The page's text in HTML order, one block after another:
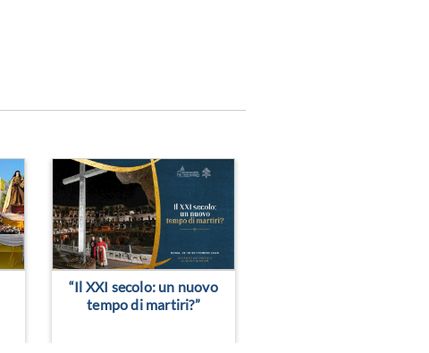
> Leggi altro
“Il XXI secolo: un nuovo
tempo di martiri?”